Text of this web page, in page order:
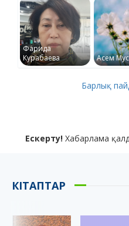
Фарида
Курабаева
Асем
Барлық
Ескерту! Хабарлама
КІТАПТАР